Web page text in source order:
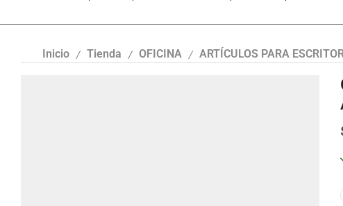
Inicio / Tienda / OFICINA / ARTÍCULOS PARA